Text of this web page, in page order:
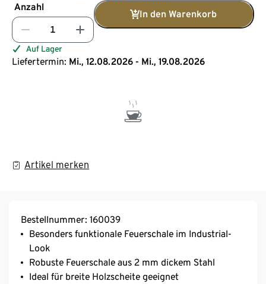
Anzahl
In den Warenkorb
Auf Lager
Liefertermin: Mi., 12.08.2026 - Mi., 19.08.2026
Artikel merken
Bestellnummer: 160039
Besonders funktionale Feuerschale im Industrial-
Look
Robuste Feuerschale aus 2 mm dickem Stahl
Ideal für breite Holzscheite geeignet